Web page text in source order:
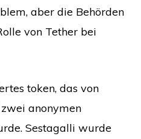
aber die Behörden
von Tether bei
token, das von
anonymen
Sestagalli wurde